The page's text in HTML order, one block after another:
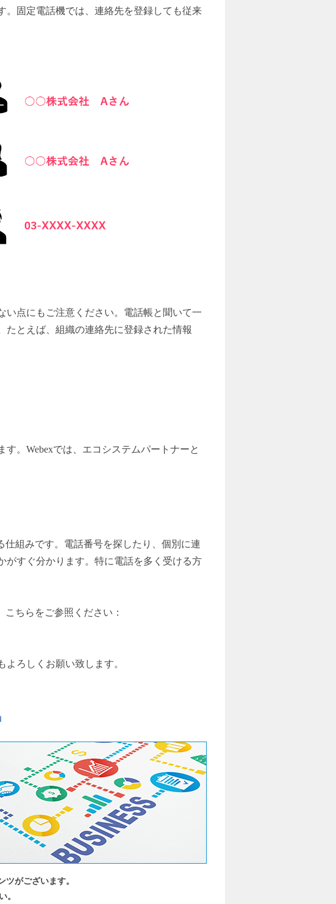
。固定電話機では、連絡先を登録しても従来
い点にもご注意ください。電話帳と聞いて一
とえば、組織の連絡先に登録された情報
。Webexでは、エコシステムパートナーと
組みです。電話番号を探したり、個別に連
がすぐ分かります。特に電話を多く受ける方
ちらをご参照ください：
ろしくお願い致します。
がございます。
。